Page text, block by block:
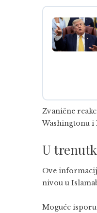
Zvanične
Washingtonu i
U
Ove
nivou u
Moguće